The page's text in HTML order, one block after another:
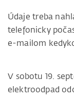
Údaje treba
telefonicky
e-mailom
V sobotu 19.
elektroodpad